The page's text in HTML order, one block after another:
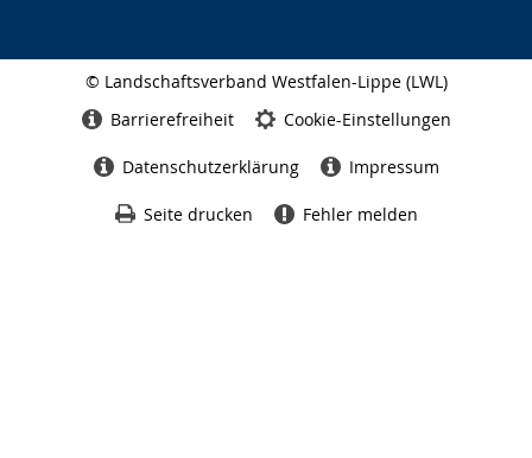
© Landschaftsverband Westfalen-Lippe (LWL)
Barrierefreiheit Cookie-Einstellungen
Datenschutzerklärung Impressum
Seite drucken Fehler melden